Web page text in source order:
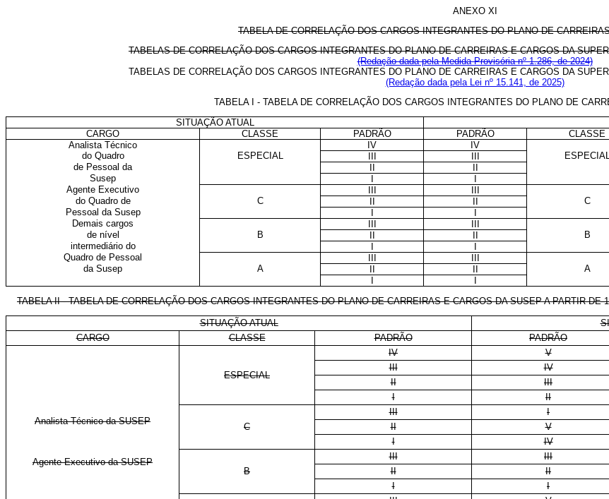
ANEXO XI
TABELA DE CORRELAÇÃO DOS CARGOS INTEGRANTES DO PLANO DE
TABELAS DE CORRELAÇÃO DOS CARGOS INTEGRANTES DO PLANO DE CARREIRAS E CARGOS DA
(Redação dada pela Medida Provisória nº 1.286, de 2024)
TABELAS DE CORRELAÇÃO DOS CARGOS INTEGRANTES DO PLANO DE CARREIRAS E CARGOS DA
(Redação dada pela Lei nº 15.141, de 2025)
TABELA I - TABELA DE CORRELAÇÃO DOS CARGOS INTEGRANTES DO PLANO DE
SITUAÇÃO ATUAL
CARGO
CLASSE PADRÃO PADRÃO CLASSE
Analista Técnico
IV IV
do Quadro
ESPECIAL
de Pessoal da
Susep
Agente Executivo
do Quadro de
C C
Pessoal da Susep
Demais cargos
de nível
B B
intermediário do
Quadro de Pessoal
da Susep
A A
TABELA II - TABELA DE CORRELAÇÃO DOS CARGOS INTEGRANTES DO PLANO DE CARREIRAS E CARGOS DA SUSEP A PARTIR
SITUAÇÃO ATUAL
CARGO
CLASSE PADRÃO PADRÃO
Analista Técnico daSUSEP
Agente Executivo daSUSEP
ESPECIAL
IV V
III
IV
II
III
I
II
C
III
I
II
V
I IV
B
III
III
II
II
I
I